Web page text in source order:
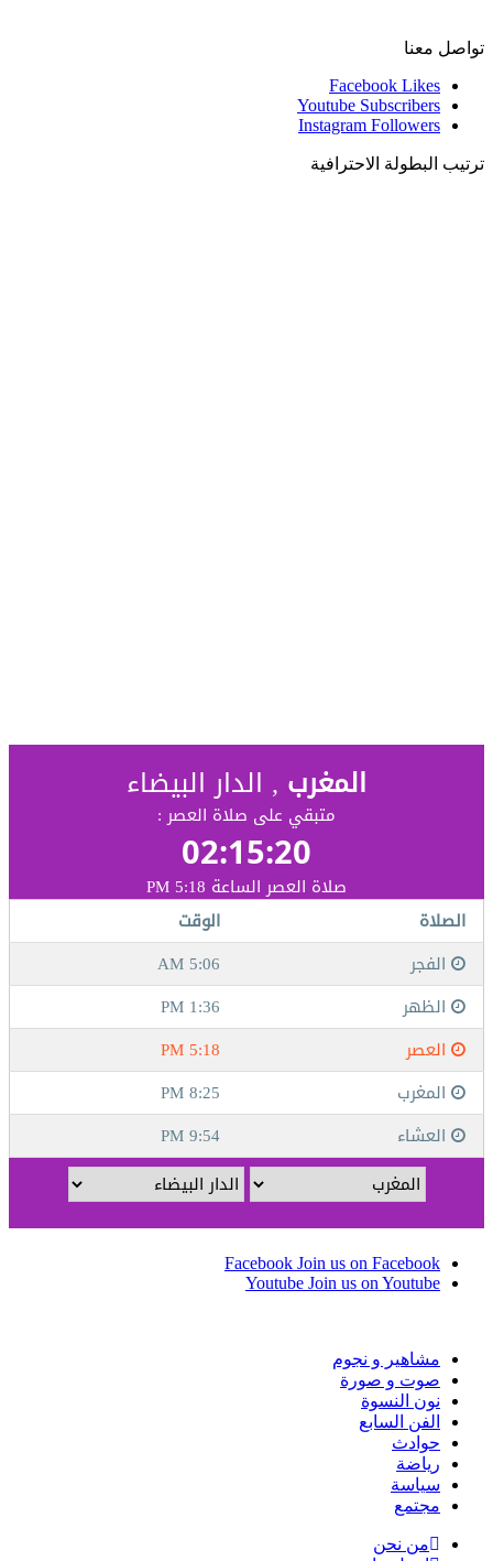
تواصل معنا
Facebook Likes
Youtube Subscribers
Instagram Followers
ترتيب البطولة الاحترافية
Facebook Join us on Facebook
Youtube Join us on Youtube
مشاهير و نجوم
صوت و صورة
نون النسوة
الفن السابع
حوادث
رياضة
سياسة
مجتمع
من نحن